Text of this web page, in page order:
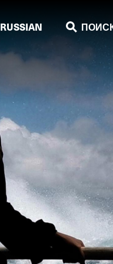
RUSSIAN